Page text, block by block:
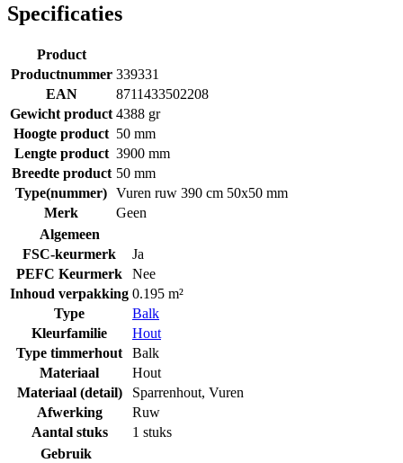
Specificaties
Product
Productnummer 339331
EAN
8711433502208
Gewicht product 4388 gr
Hoogte product 50 mm
Lengte product 3900 mm
Breedte product 50 mm
Type(nummer) Vuren ruw 390 cm 50x50 mm
Merk
Geen
Algemeen
FSC-keurmerk
Ja
PEFC Keurmerk
Nee
Inhoud verpakking 0.195 m²
Type
Balk
Kleurfamilie
Hout
Type timmerhout
Balk
Materiaal
Hout
Materiaal (detail)
Sparrenhout, Vuren
Afwerking
Ruw
Aantal stuks
1 stuks
Gebruik